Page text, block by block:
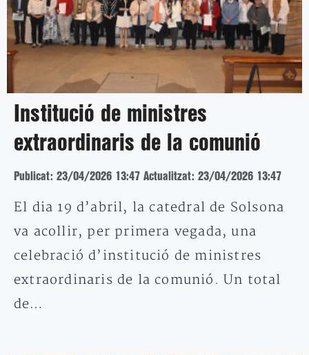
Institució de ministres
extraordinaris de la comunió
Publicat: 23/04/2026 13:47 Actualitzat: 23/04/2026 13:47
El dia 19 d’abril, la catedral de Solsona
va acollir, per primera vegada, una
celebració d’institució de ministres
extraordinaris de la comunió. Un total
de…